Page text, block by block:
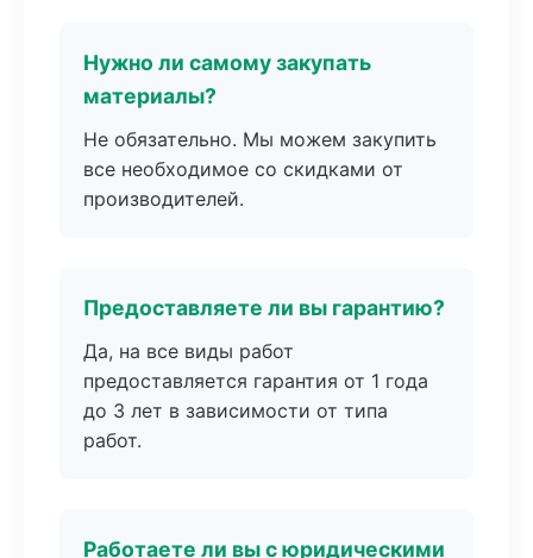
Нужно ли самому закупать
материалы?
Не обязательно. Мы можем закупить
все необходимое со скидками от
производителей.
Предоставляете ли вы гарантию?
Да, на все виды работ
предоставляется гарантия от 1 года
до 3 лет в зависимости от типа
работ.
Работаете ли вы с юридическими